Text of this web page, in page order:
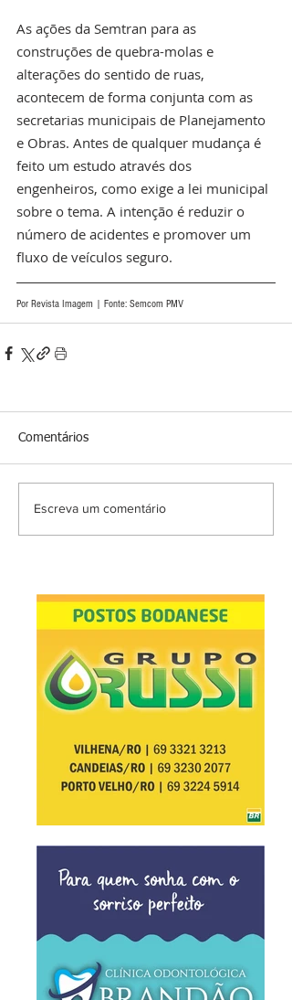
As ações da Semtran para as
construções de quebra-molas e
alterações do sentido de ruas,
acontecem de forma conjunta com as
secretarias municipais de Planejamento
e Obras. Antes de qualquer mudança é
feito um estudo através dos
engenheiros, como exige a lei municipal
sobre o tema. A intenção é reduzir o
número de acidentes e promover um
fluxo de veículos seguro.
Por Revista Imagem | Fonte: Semcom PMV
Comentários
Escreva um comentário